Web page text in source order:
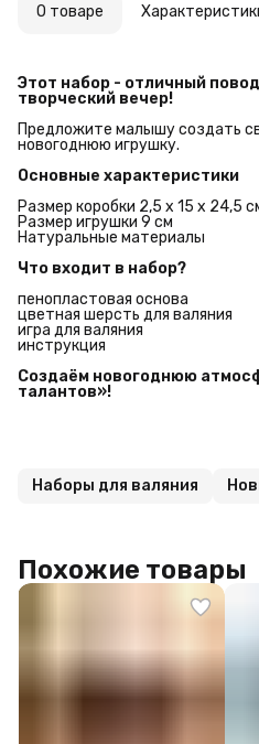
О товаре
Этот набор - отличный
творческий вечер!
Предложите малышу создать
новогоднюю игрушку.
Основные характеристики
Размер коробки 2,5 х 15 х 24,5
Размер игрушки 9 см
Натуральные материалы
Что входит в набор?
пенопластовая основа
цветная шерсть для валяния
игра для валяния
инструкция
Создаём новогоднюю
талантов»!
Наборы для валяния
Похожие товары